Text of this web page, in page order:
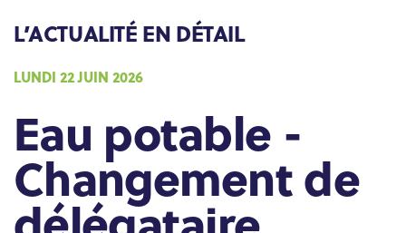
LUNDI 22 JUIN 2026
Eau potable -
Changement de